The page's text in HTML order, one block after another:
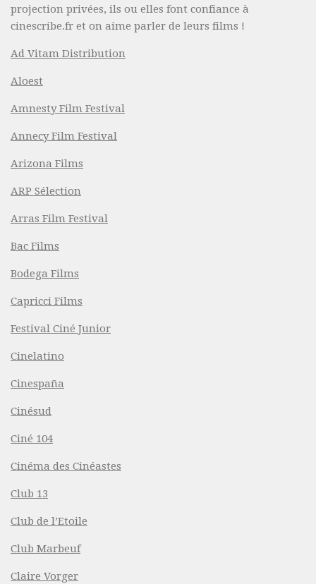
projection privées, ils ou elles font confiance à
cinescribe.fr et on aime parler de leurs films !
Ad Vitam Distribution
Aloest
Amnesty Film Festival
Annecy Film Festival
Arizona Films
ARP Sélection
Arras Film Festival
Bac Films
Bodega Films
Capricci Films
Festival Ciné Junior
Cinelatino
Cinespaña
Cinésud
Ciné 104
Cinéma des Cinéastes
Club 13
Club de l’Etoile
Club Marbeuf
Claire Vorger